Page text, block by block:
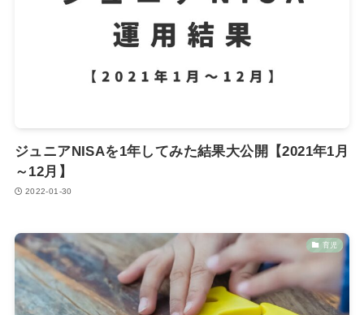
ジュニアNISAを1年してみた結果大公開【2021年1月
～12月】
2022-01-30
育児